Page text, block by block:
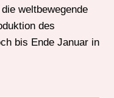
weltbewegende
des
bis Ende Januar in